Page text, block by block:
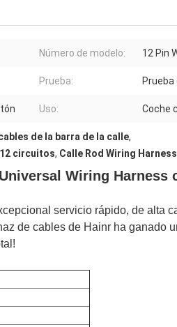
Número de modelo: 12 Pin
Prueba: Prueba
Uso: Coche
de la barra de la calle,
circuitos, Calle Rod Wiring
Wiring Harness
servicio rápido, de alta
de cables de Hainr ha ganado